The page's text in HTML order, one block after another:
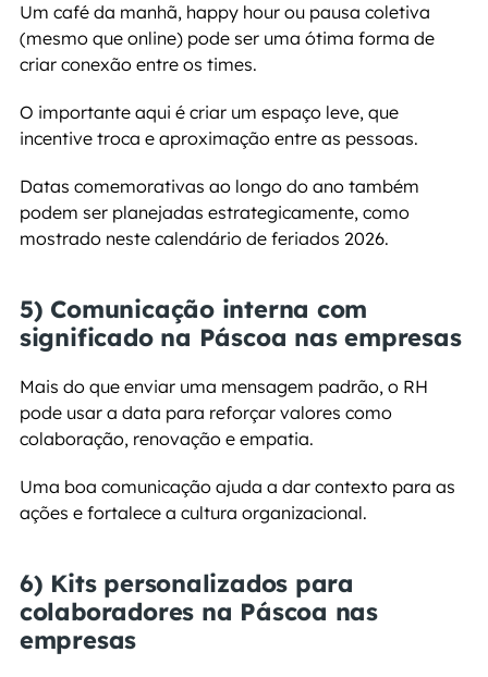
Um café da manhã, happy hour ou pausa coletiva
(mesmo que online) pode ser uma ótima forma de
criar conexão entre os times.
O importante aqui é criar um espaço leve, que
incentive troca e aproximação entre as pessoas.
Datas comemorativas ao longo do ano também
podem ser planejadas estrategicamente, como
mostrado neste calendário de feriados 2026.
5) Comunicação interna com
significado na Páscoa nas empresas
Mais do que enviar uma mensagem padrão, o RH
pode usar a data para reforçar valores como
colaboração, renovação e empatia.
Uma boa comunicação ajuda a dar contexto para as
ações e fortalece a cultura organizacional.
6) Kits personalizados para
colaboradores na Páscoa nas
empresas